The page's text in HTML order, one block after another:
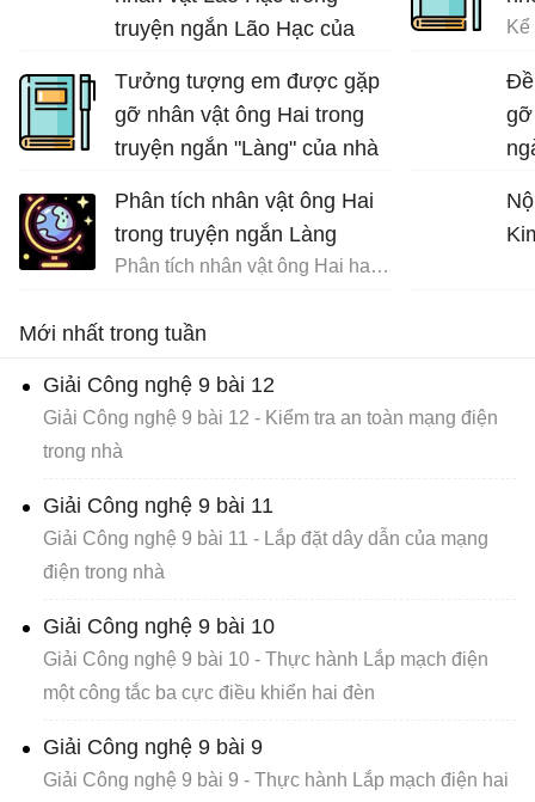
truyện ngắn Lão Hạc của
Tưởng tượng em được gặp
gỡ nhân vật ông Hai trong
truyện ngắn "Làng" của nhà
cùng ông về những ngày
tháng đi tản cư
Phân tích nhân vật ông Hai
trong truyện ngắn Làng
Phân tích nhân vật ông Hai hay nhất
Đề
gỡ
Mới nhất trong tuần
Giải Công nghệ 9 bài 12
Giải Công nghệ 9 bài 12 - Kiểm tra an toàn mạng điện
trong nhà
Giải Công nghệ 9 bài 11
Giải Công nghệ 9 bài 11 - Lắp đặt dây dẫn của mạng
điện trong nhà
Giải Công nghệ 9 bài 10
Giải Công nghệ 9 bài 10 - Thực hành Lắp mạch điện
một công tắc ba cực điều khiển hai đèn
Giải Công nghệ 9 bài 9
Giải Công nghệ 9 bài 9 - Thực hành Lắp mạch điện hai